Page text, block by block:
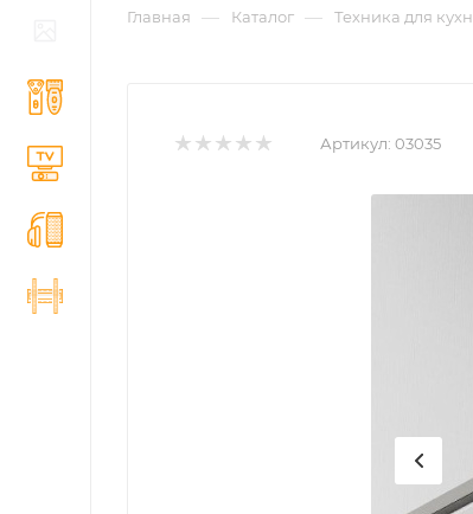
Главная — Каталог — Техника для
Артикул: 03035